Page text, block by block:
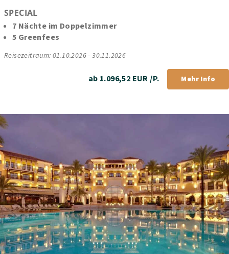
SPECIAL
7 Nächte im Doppelzimmer
5 Greenfees
Reisezeitraum: 01.10.2026 - 30.11.2026
ab 1.096,52 EUR /P. Mehr Info